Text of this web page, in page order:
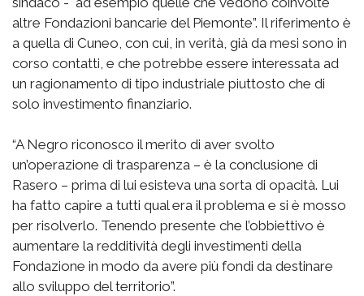
altre Fondazioni bancarie del Piemonte”. Il riferimento è
a quella di Cuneo, con cui, in verità, già da mesi sono in
corso contatti, e che potrebbe essere interessata ad
un ragionamento di tipo industriale piuttosto che di
solo investimento finanziario.
“A Negro riconosco il merito di aver svolto
un’operazione di trasparenza – è la conclusione di
Rasero – prima di lui esisteva una sorta di opacità. Lui
ha fatto capire a tutti qual era il problema e si è mosso
per risolverlo. Tenendo presente che l’obbiettivo è
aumentare la redditività degli investimenti della
Fondazione in modo da avere più fondi da destinare
allo sviluppo del territorio”.